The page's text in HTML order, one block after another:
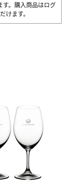
す。購入商品はログ
けます。